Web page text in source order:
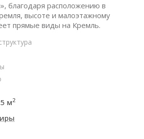
благодаря расположению в
высоте и малоэтажному
прямые виды на Кремль.
м2